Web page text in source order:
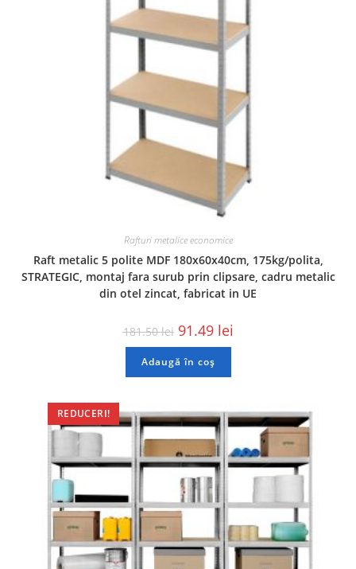
Rafturi metalice economice
Raft metalic 5 polite MDF 180x60x40cm, 175kg/polita,
STRATEGIC, montaj fara surub prin clipsare, cadru metalic
din otel zincat, fabricat in UE
181.50lei 91.49 lei
Adaugă în coș
REDUCERI!